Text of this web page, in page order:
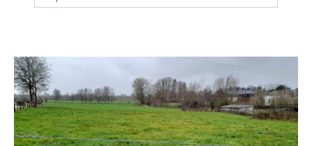
Surface
Surface
Pièces
Pièces